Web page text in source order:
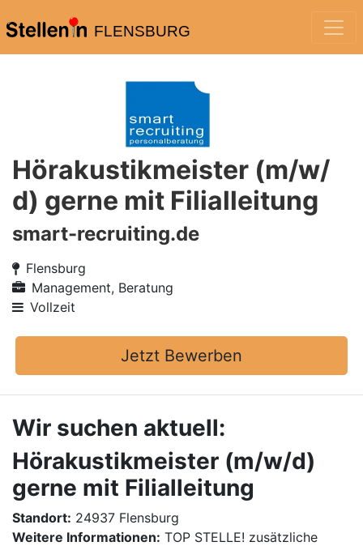
FLENSBURG
Hörakustikmeister (m/w/
d) gerne mit Filialleitung
smart-recruiting.de
Flensburg
Management, Beratung
Vollzeit
Jetzt Bewerben
Wir suchen aktuell:
Hörakustikmeister (m/w/d)
gerne mit Filialleitung
Standort: 24937 Flensburg
Weitere Informationen: TOP STELLE! zusätzliche